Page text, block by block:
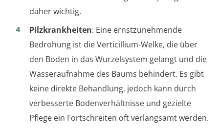
daher wichtig.
Pilzkrankheiten: Eine ernstzunehmende
Bedrohung ist die Verticillium-Welke, die über
den Boden in das Wurzelsystem gelangt und die
Wasseraufnahme des Baums behindert. Es gibt
keine direkte Behandlung, jedoch kann durch
verbesserte Bodenverhältnisse und gezielte
Pflege ein Fortschreiten oft verlangsamt werden.